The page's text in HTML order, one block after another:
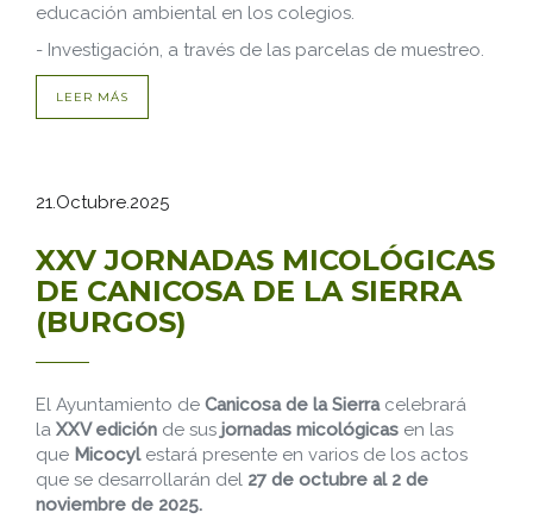
educación ambiental en los colegios.
- Investigación, a través de las parcelas de muestreo.
LEER MÁS
21.Octubre.2025
XXV JORNADAS MICOLÓGICAS
DE CANICOSA DE LA SIERRA
(BURGOS)
El Ayuntamiento de Canicosa de la Sierra celebrará
la XXV edición de sus jornadas micológicas en las
que Micocyl estará presente en varios de los actos
que se desarrollarán del 27 de octubre al 2 de
noviembre de 2025.